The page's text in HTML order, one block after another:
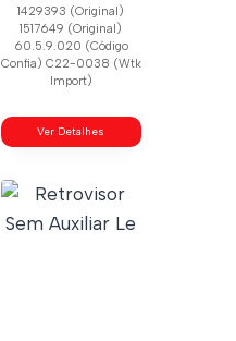
1429393 (Original)
1517649 (Original)
60.5.9.020 (Código
Confia) C22-0038 (Wtk
Import)
Ver Detalhes